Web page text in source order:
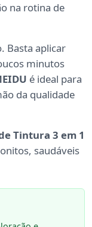
na rotina de
Basta aplicar
minutos
é ideal para
da qualidade
Tintura 3 em 1
saudáveis